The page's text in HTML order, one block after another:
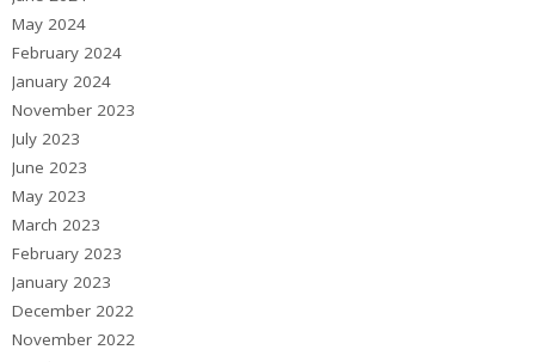
May 2024
February 2024
January 2024
November 2023
July 2023
June 2023
May 2023
March 2023
February 2023
January 2023
December 2022
November 2022